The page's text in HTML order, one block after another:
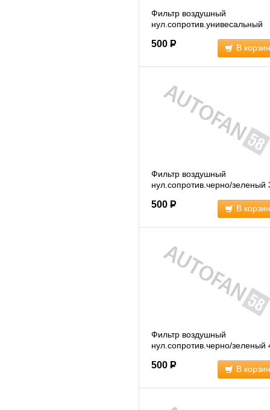
Фильтр воздушный
нул.сопротив.унивесальный
500 Р В
Фильтр воздушный
нул.сопротив.черно/
500 Р В
Фильтр воздушный
нул.сопротив.черно/
500 Р В